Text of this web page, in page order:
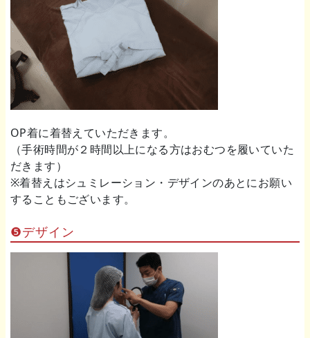
OP着に着替えていただきます。
（手術時間が２時間以上になる方はおむつを履いていた
だきます）
※着替えはシュミレーション・デザインのあとにお願い
することもございます。
❺デザイン